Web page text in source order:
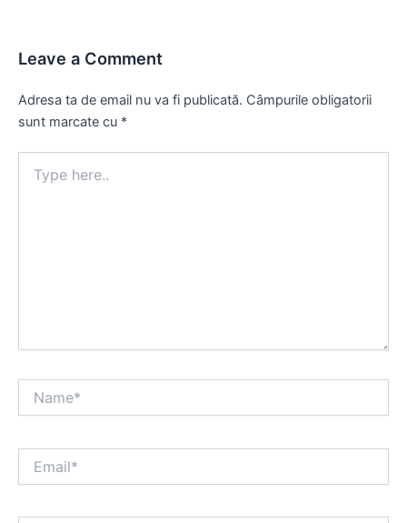
Leave a Comment
Adresa ta de email nu va fi publicată. Câmpurile obligatorii
sunt marcate cu *
here..